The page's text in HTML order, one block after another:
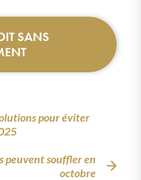
SANS
pour éviter
peuvent souffler en
octobre